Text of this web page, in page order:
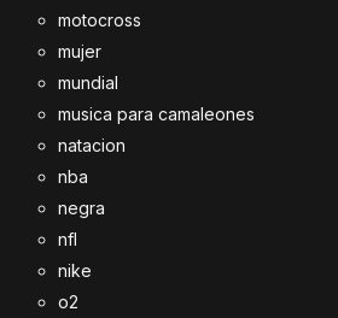
motocross
mujer
mundial
musica para camaleones
natacion
nba
negra
nfl
nike
o2